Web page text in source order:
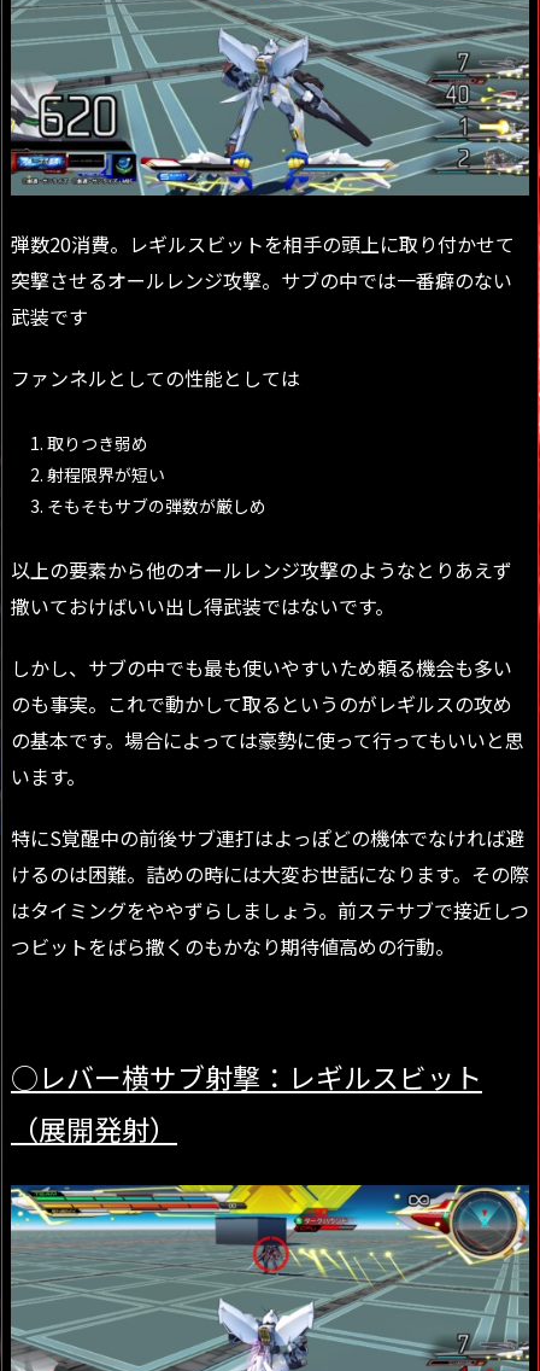
弾数20消費。レギルスビットを相手の頭上に取り付かせて
突撃させるオールレンジ攻撃。サブの中では一番癖のない
武装です
ファンネルとしての性能としては
取りつき弱め
射程限界が短い
そもそもサブの弾数が厳しめ
以上の要素から他のオールレンジ攻撃のようなとりあえず
撒いておけばいい出し得武装ではないです。
しかし、サブの中でも最も使いやすいため頼る機会も多い
のも事実。これで動かして取るというのがレギルスの攻め
の基本です。場合によっては豪勢に使って行ってもいいと思
います。
特にS覚醒中の前後サブ連打はよっぽどの機体でなければ避
けるのは困難。詰めの時には大変お世話になります。その際
はタイミングをややずらしましょう。前ステサブで接近しつ
つビットをばら撒くのもかなり期待値高めの行動。
○レバー横サブ射撃：レギルスビット
（展開発射）